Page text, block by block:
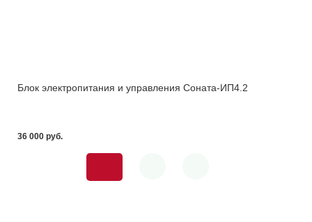
Блок электропитания и управления Соната-ИП4.2
36 000 pуб.